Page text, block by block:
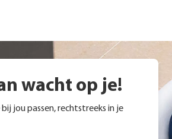
wacht op je!
jou passen, rechtstreeks in je